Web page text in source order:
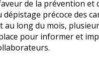
de la prévention et
précoce des
au long du mois,
pour informer et